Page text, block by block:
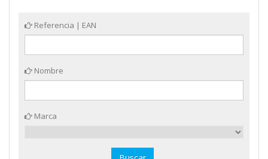
Referencia | EAN
Nombre
Marca